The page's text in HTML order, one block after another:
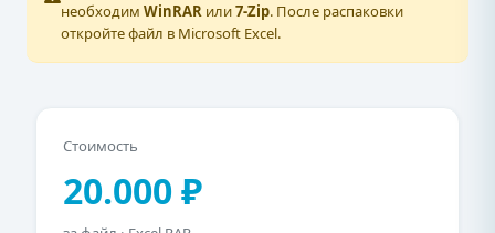
необходим WinRAR или7-Zip. После распаковки
откройте файл в Microsoft Excel.
Стоимость
20.000 ₽